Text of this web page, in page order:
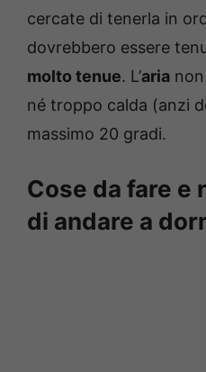
cercate di tenerla in
dovrebbero essere
molto tenue. L’aria
né troppo calda (anzi
massimo 20 gradi.
Cose da fare e
di andare a